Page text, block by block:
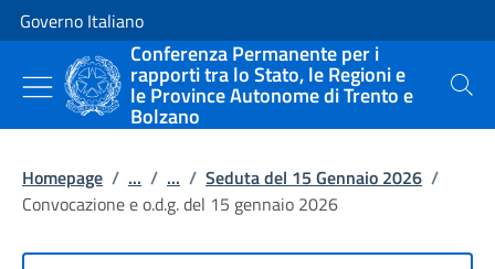
Vai al contenuto
Vai alla navigazione del sito
Governo Italiano
Conferenza Permanente per i
rapporti tra lo Stato, le Regioni e
le Province Autonome di Trento e
Bolzano
Cerca
Homepage / ... / ... / Seduta del 15 Gennaio 2026 /
Convocazione e o.d.g. del 15 gennaio 2026